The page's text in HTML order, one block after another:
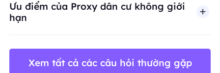
Ưu điểm của Proxy dân cư không giới
hạn
Xem tất cả các câu hỏi thường gặp